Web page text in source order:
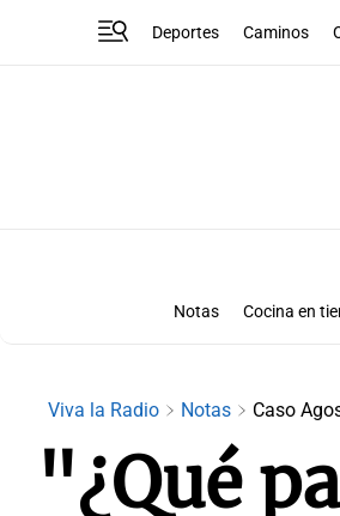
Deportes Caminos
Notas Cocina en
Viva la Radio Notas Caso
"¿Qué